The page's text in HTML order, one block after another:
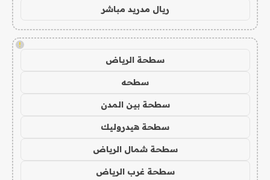
ريال مدريد مباشر
!
سطحة الرياض
سطحه
سطحة بين المدن
سطحة هيدروليك
سطحة شمال الرياض
سطحة غرب الرياض